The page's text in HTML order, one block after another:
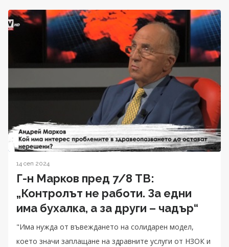
14 сеп 2024
Г-н Марков пред 7/8 ТВ:
„Контролът не работи. За едни
има бухалка, а за други – чадър“
"Има нужда от въвеждането на солидарен модел,
което значи заплащане на здравните услуги от НЗОК и